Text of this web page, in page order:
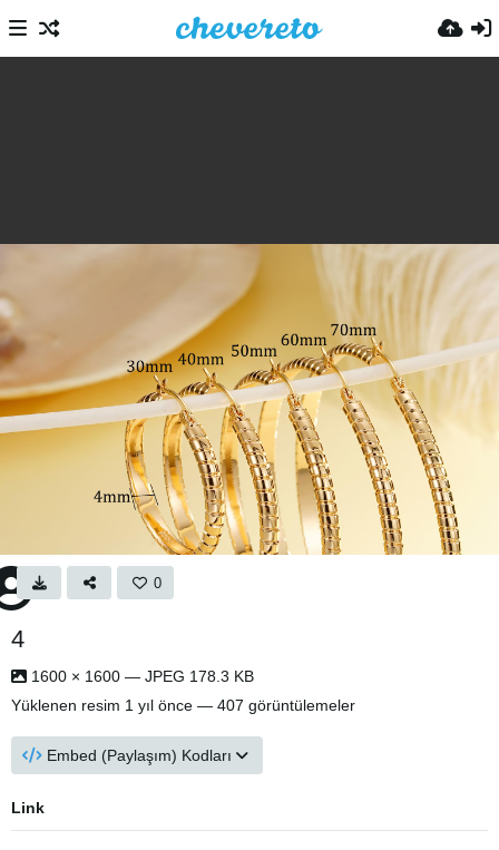
0
4
1600 × 1600 — JPEG 178.3 KB
Yüklenen resim 1 yıl önce — 407 görüntülemeler
Embed (Paylaşım) Kodları
Link